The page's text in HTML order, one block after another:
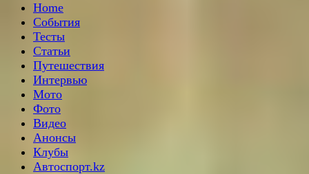
Home
События
Тесты
Статьи
Путешествия
Интервью
Мото
Фото
Видео
Анонсы
Клубы
Автоспорт.kz